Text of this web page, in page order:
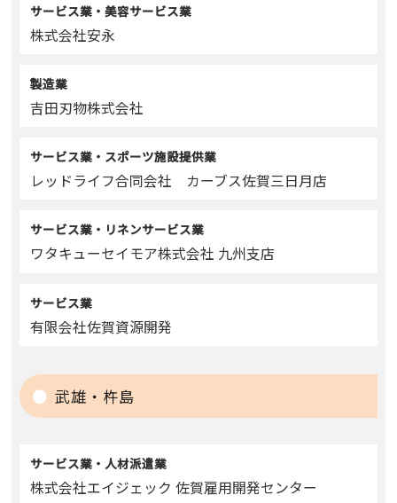
サービス業・美容サービス業
株式会社安永
製造業
吉田刃物株式会社
サービス業・スポーツ施設提供業
レッドライフ合同会社 カーブス佐賀三日月店
サービス業・リネンサービス業
ワタキューセイモア株式会社 九州支店
サービス業
有限会社佐賀資源開発
武雄・杵島
サービス業・人材派遣業
株式会社エイジェック 佐賀雇用開発センター